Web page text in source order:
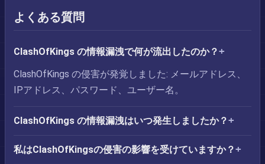
よくある質問
ClashOfKings の情報漏洩で何が流出したのか？
ClashOfKings の侵害が発覚しました: メールアドレス、
IPアドレス、パスワード、ユーザー名。
ClashOfKings の情報漏洩はいつ発生しましたか？
私はClashOfKingsの侵害の影響を受けていますか？